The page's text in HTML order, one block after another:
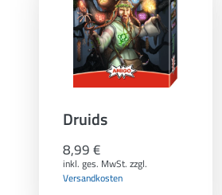
Druids
8,99 €
inkl. ges. MwSt. zzgl.
Versandkosten